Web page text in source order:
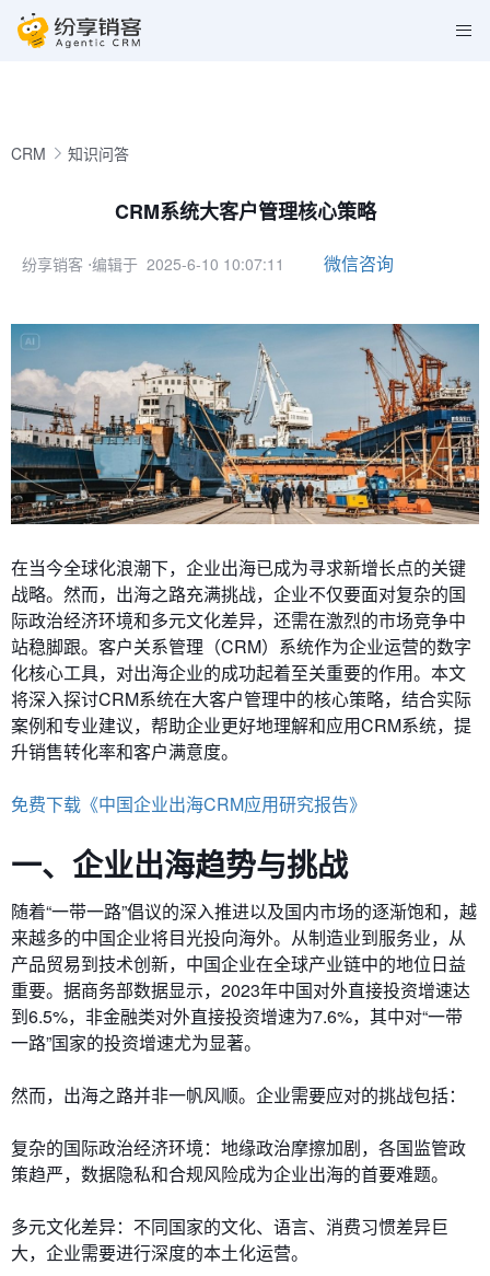
CRM 知识问答
CRM系统大客户管理核心策略
纷享销客 ⋅编辑于 2025-6-10 10:07:11 微信咨询
在当今全球化浪潮下，企业出海已成为寻求新增长点的关键
战略。然而，出海之路充满挑战，企业不仅要面对复杂的国
际政治经济环境和多元文化差异，还需在激烈的市场竞争中
站稳脚跟。客户关系管理（CRM）系统作为企业运营的数字
化核心工具，对出海企业的成功起着至关重要的作用。本文
将深入探讨CRM系统在大客户管理中的核心策略，结合实际
案例和专业建议，帮助企业更好地理解和应用CRM系统，提
升销售转化率和客户满意度。
免费下载《中国企业出海CRM应用研究报告》
一、企业出海趋势与挑战
随着“一带一路”倡议的深入推进以及国内市场的逐渐饱和，越
来越多的中国企业将目光投向海外。从制造业到服务业，从
产品贸易到技术创新，中国企业在全球产业链中的地位日益
重要。据商务部数据显示，2023年中国对外直接投资增速达
到6.5%，非金融类对外直接投资增速为7.6%，其中对“一带
一路”国家的投资增速尤为显著。
然而，出海之路并非一帆风顺。企业需要应对的挑战包括：
复杂的国际政治经济环境：地缘政治摩擦加剧，各国监管政
策趋严，数据隐私和合规风险成为企业出海的首要难题。
多元文化差异：不同国家的文化、语言、消费习惯差异巨
大，企业需要进行深度的本土化运营。